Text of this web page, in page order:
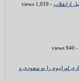
ازانقلاب - 1,019 views
- 940 views
اورانیوم را به سعودی و